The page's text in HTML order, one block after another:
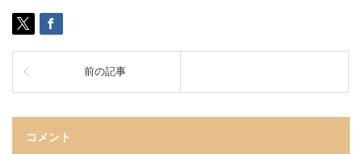
前の記事
コメント